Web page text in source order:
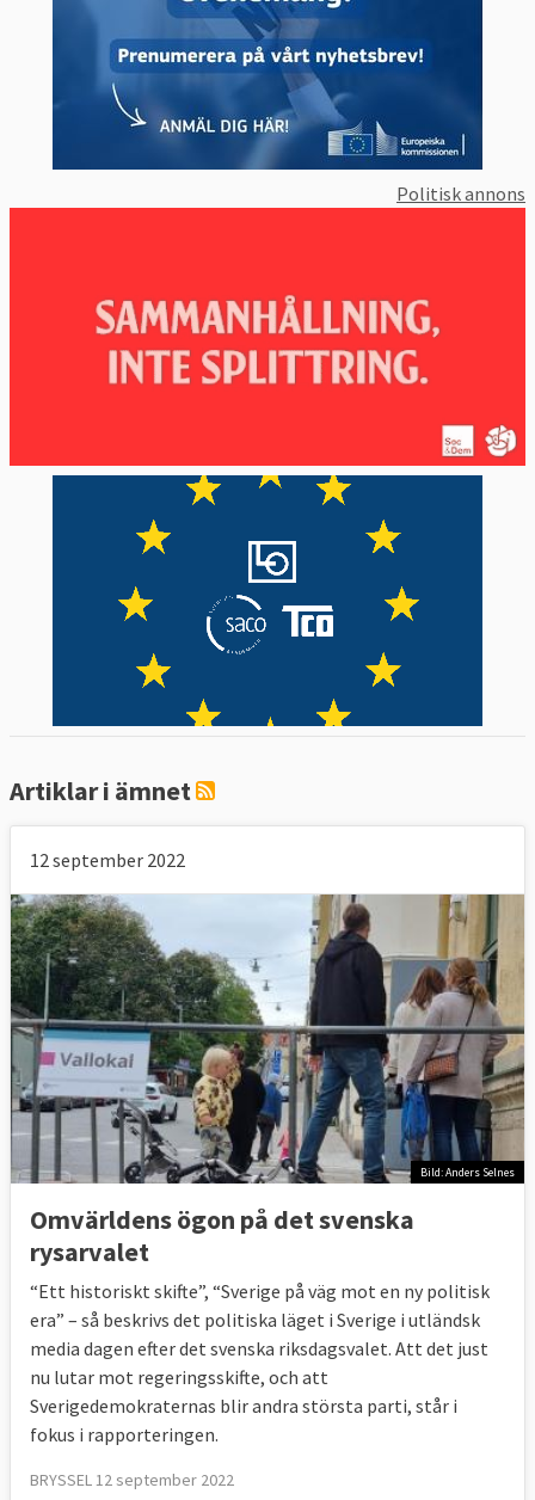
Politisk annons
Artiklar i ämnet
12 september 2022
Bild: Anders Selnes
Omvärldens ögon på det svenska
rysarvalet
“Ett historiskt skifte”, “Sverige på väg mot en ny politisk
era” – så beskrivs det politiska läget i Sverige i utländsk
media dagen efter det svenska riksdagsvalet. Att det just
nu lutar mot regeringsskifte, och att
Sverigedemokraternas blir andra största parti, står i
fokus i rapporteringen.
BRYSSEL 12 september 2022